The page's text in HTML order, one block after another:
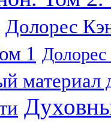
Долорес
1
материал